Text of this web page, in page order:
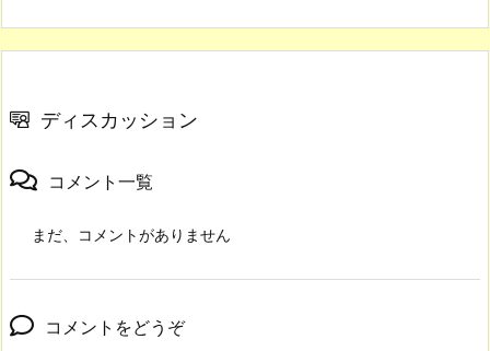
ディスカッション
コメント一覧
まだ、コメントがありません
コメントをどうぞ